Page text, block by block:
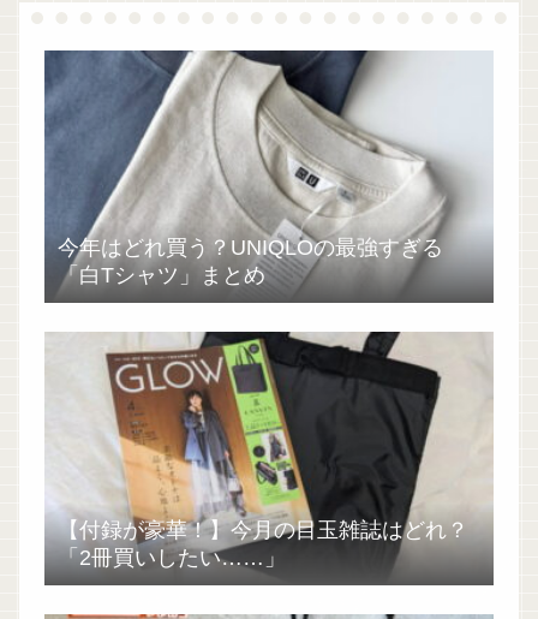
今年はどれ買う？UNIQLOの最強すぎる
「白Tシャツ」まとめ
【付録が豪華！】今月の目玉雑誌はどれ？
「2冊買いしたい……」